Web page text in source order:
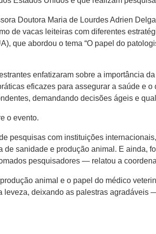
Doutora Maria de Lourdes Adrien
de vacas leiteiras com diferentes
que abordou o tema “O papel do
enfatizaram sobre a importância
eficazes para assegurar a saúde e
demandando decisões ágeis e
o evento.
pesquisas com instituições
sanidade e produção animal. E ainda,
pesquisadores — relatou a
animal e o papel do médico
leveza, deixando as palestras agradáveis